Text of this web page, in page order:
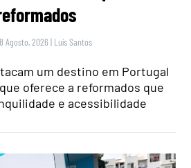
Agosto, 2026 | Luís Santos
um destino em Portugal
oferece a reformados que
e acessibilidade